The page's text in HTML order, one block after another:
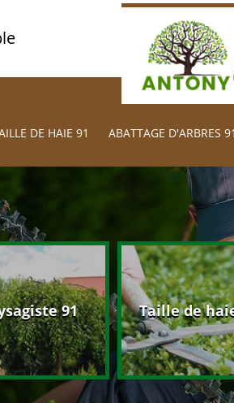
DE HAIE 91 ABATTAGE D'ARBRES 91
91 Taille de